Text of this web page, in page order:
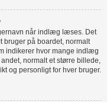
når indlæg læses. Det
bruger på boardet, normalt
indikerer hvor mange indlæg
normalt et større billede,
og personligt for hver bruger.